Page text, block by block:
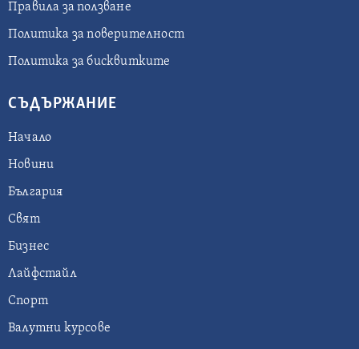
Правила за ползване
Политика за поверителност
Политика за бисквитките
СЪДЪРЖАНИЕ
Начало
Новини
България
Свят
Бизнес
Лайфстайл
Спорт
Валутни курсове